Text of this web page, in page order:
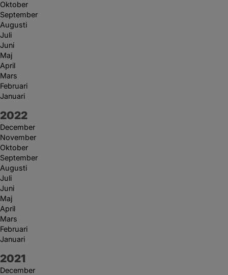
Oktober
September
Augusti
Juli
Juni
Maj
April
Mars
Februari
Januari
År:
2022
December
November
Oktober
September
Augusti
Juli
Juni
Maj
April
Mars
Februari
Januari
År:
2021
December